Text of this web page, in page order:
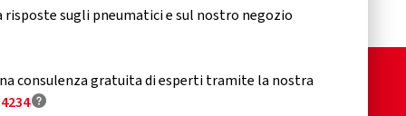
sugli pneumatici e sul nostro negozio
consulenza gratuita di esperti tramite la nostra